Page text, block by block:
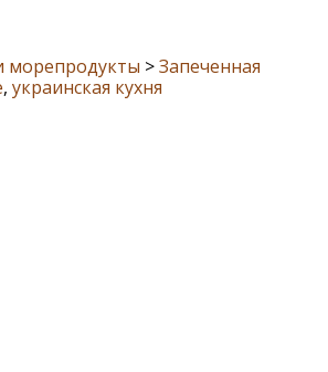
морепродукты >Запеченная
, украинская кухня